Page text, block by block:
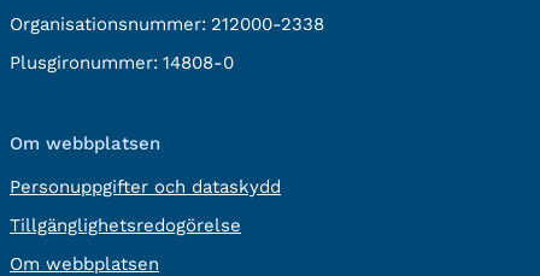
Organisationsnummer: 212000-2338
Plusgironummer: 14808-0
Om webbplatsen
Personuppgifter och dataskydd
Tillgänglighetsredogörelse
Om webbplatsen